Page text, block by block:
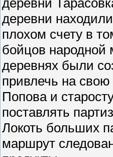
деревни
плохом счету в
бойцов народной
деревнях были
привлечь на
Попова и
поставлять
Локоть больших
маршрут